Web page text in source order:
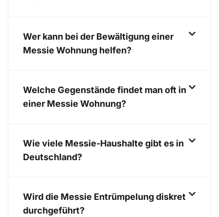
Wer kann bei der Bewältigung einer
Messie Wohnung helfen?
Welche Gegenstände findet man oft in
einer Messie Wohnung?
Wie viele Messie-Haushalte gibt es in
Deutschland?
Wird die Messie Entrümpelung diskret
durchgeführt?